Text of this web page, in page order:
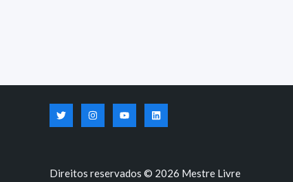
Direitos reservados © 2026 Mestre Livre